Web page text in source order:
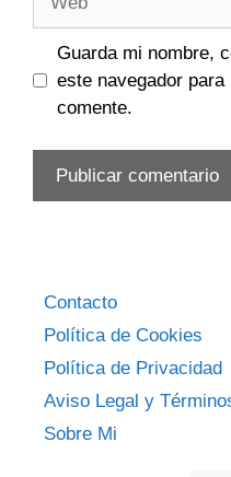
Guarda mi nombre,
este navegador
comente.
Contacto
Política de Cookies
Política de Privacidad
Aviso Legal y
Sobre Mi